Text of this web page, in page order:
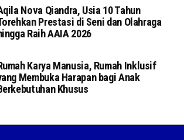
Nova Qiandra, Usia 10 Tahun
Prestasi di Seni dan Olahraga
Raih AAIA 2026
Karya Manusia, Rumah Inklusif
Membuka Harapan bagi Anak
Khusus